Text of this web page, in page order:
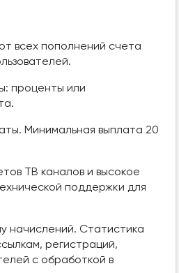
всех пополнений счета
проценты или
Минимальная выплата 20
ТВ каналов и высокое
поддержки для
начислений. Статистика
регистраций,
с обработкой в